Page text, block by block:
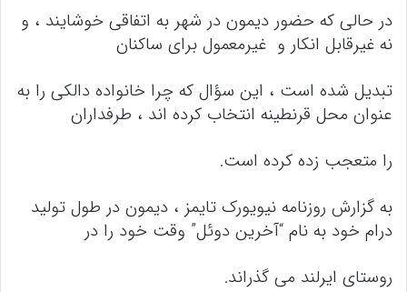
در حالی که حضور دیمون در شهر به اتفاقی خوشایند ، و
نه غیرقابل انکار و غیرمعمول برای ساکنان
تبدیل شده است ، این سؤال که چرا خانواده دالکی را به
عنوان محل قرنطینه انتخاب کرده اند ، طرفداران
را متعجب زده کرده است.
به گزارش روزنامه نیویورک تایمز ، دیمون در طول تولید
درام خود به نام “آخرین دوئل” وقت خود را در
روستای ایرلند می گذراند.